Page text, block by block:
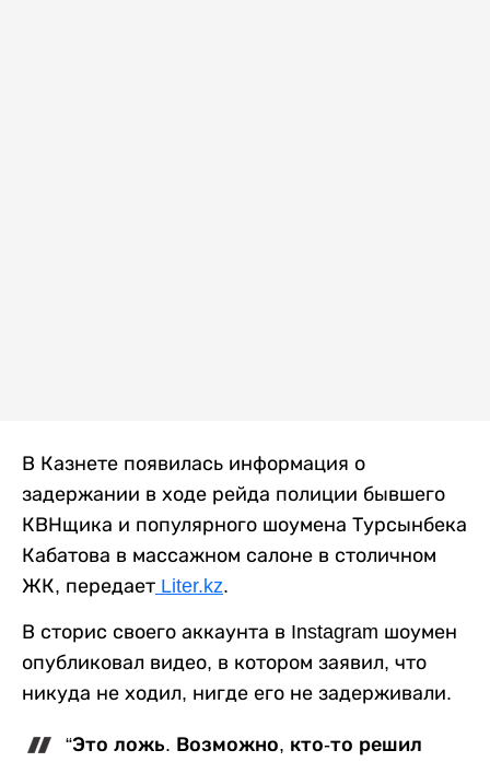
В Казнете появилась информация о
задержании в ходе рейда полиции бывшего
КВНщика и популярного шоумена Турсынбека
Кабатова в массажном салоне в столичном
ЖК, передает Liter.kz.
В сторис своего аккаунта в Instagram шоумен
опубликовал видео, в котором заявил, что
никуда не ходил, нигде его не задерживали.
“Это ложь. Возможно, кто-то решил